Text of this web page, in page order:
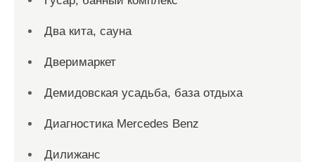
Два кита, сауна
Дверимаркет
Демидовская усадьба, база отдыха
Диагностика Mercedes Benz
Дилижанс